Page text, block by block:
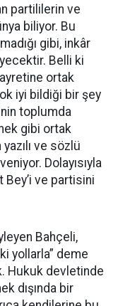
partililerin ve
biliyor. Bu
gibi, inkâr
Belli ki
ortak
iyi bildiği bir şey
toplumda
gibi ortak
ve sözlü
Dolayısıyla
Bey’i ve partisini
Bahçeli,
yollarla” deme
Hukuk devletinde
dışında bir